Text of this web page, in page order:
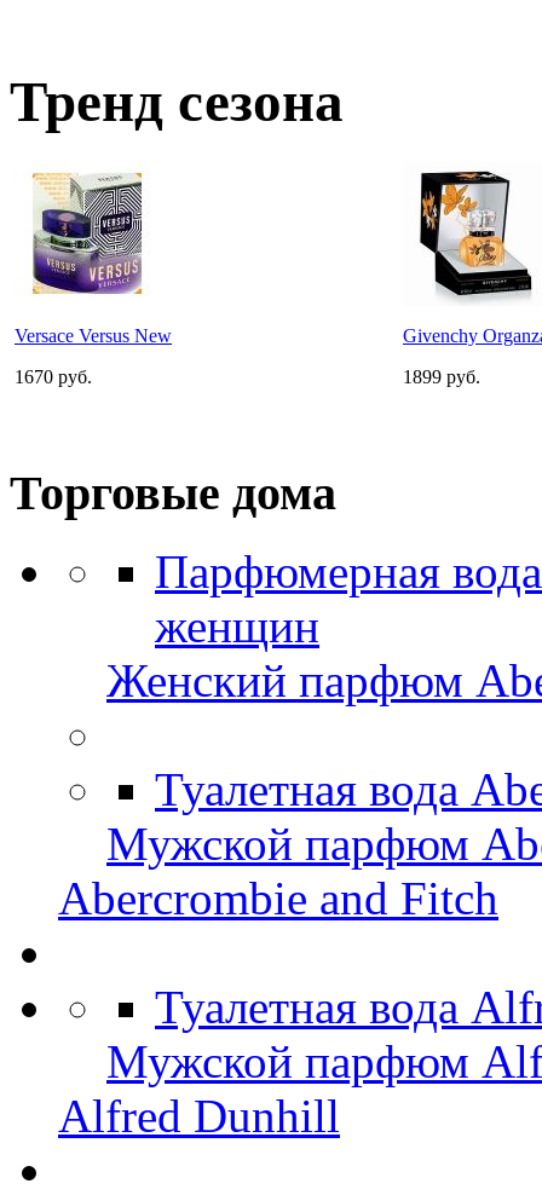
Тренд сезона
Versace Versus New
1670 руб.
Givenchy
1899 руб.
Торговые дома
Парфюмерная
женщин
Женский парфюм
Туалетная вода
Мужской парфюм
Abercrombie and Fitch
Туалетная вода
Мужской парфюм
Alfred Dunhill